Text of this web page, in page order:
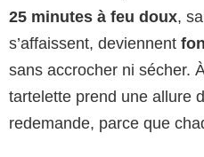
25 minutes à feu doux,
s’affaissent, deviennent
sans accrocher ni sécher.
tartelette prend une allure
redemande, parce que